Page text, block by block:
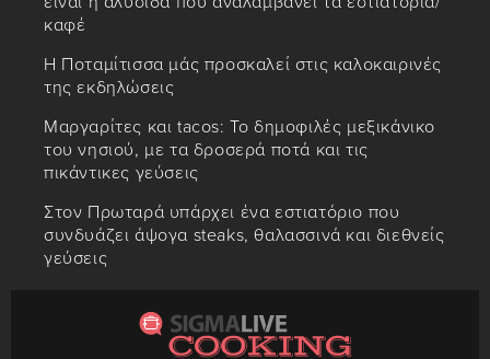
καφέ
Η Ποταμίτισσα μάς προσκαλεί στις καλοκαιρινές
της εκδηλώσεις
Μαργαρίτες και tacos: Το δημοφιλές μεξικάνικο
του νησιού, με τα δροσερά ποτά και τις
πικάντικες γεύσεις
Στον Πρωταρά υπάρχει ένα εστιατόριο που
συνδυάζει άψογα steaks, θαλασσινά και διεθνείς
γεύσεις